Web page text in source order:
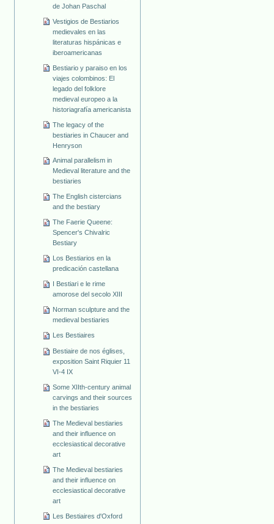
de Johan Paschal
Vestigios de Bestiarios
medievales en las
literaturas hispánicas e
iberoamericanas
Bestiario y paraiso en los
viajes colombinos: El
legado del folklore
medieval europeo a la
historiagrafía americanista
The legacy of the
bestiaries in Chaucer and
Henryson
Animal parallelism in
Medieval literature and the
bestiaries
The English cistercians
and the bestiary
The Faerie Queene:
Spencer's Chivalric
Bestiary
Los Bestiarios en la
predicación castellana
I Bestiari e le rime
amorose del secolo XIII
Norman sculpture and the
medieval bestiaries
Les Bestiaires
Bestiaire de nos églises,
exposition Saint Riquier 11
VI-4 IX
Some XIIth-century animal
carvings and their sources
in the bestiaries
The Medieval bestiaries
and their influence on
ecclesiastical decorative
art
The Medieval bestiaries
and their influence on
ecclesiastical decorative
art
Les Bestiaires d'Oxford